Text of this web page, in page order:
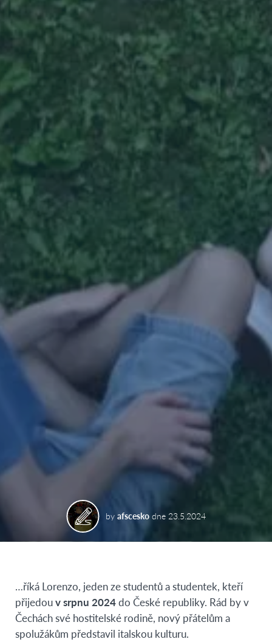
by afscesko dne 23.5.2024
…říká Lorenzo, jeden ze studentů a studentek, kteří
přijedouv srpnu 2024do České republiky. Rád by v
Čechách své hostitelské rodině, nový přátelům a
spolužákům představil italskou kulturu.